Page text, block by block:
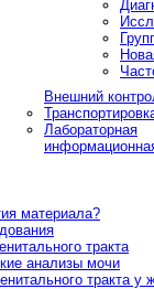
Внешний
Лабораторная
материала?
тракта
анализы мочи
тракта у